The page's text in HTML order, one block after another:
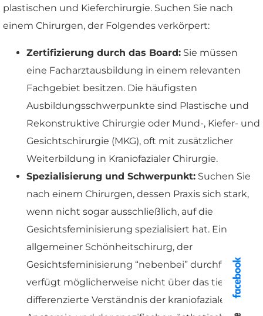
plastischen und Kieferchirurgie. Suchen Sie nach
einem Chirurgen, der Folgendes verkörpert:
Zertifizierung durch das Board: Sie müssen
eine Facharztausbildung in einem relevanten
Fachgebiet besitzen. Die häufigsten
Ausbildungsschwerpunkte sind Plastische und
Rekonstruktive Chirurgie oder Mund-, Kiefer- und
Gesichtschirurgie (MKG), oft mit zusätzlicher
Weiterbildung in Kraniofazialer Chirurgie.
Spezialisierung und Schwerpunkt: Suchen Sie
nach einem Chirurgen, dessen Praxis sich stark,
wenn nicht sogar ausschließlich, auf die
Gesichtsfeminisierung spezialisiert hat. Ein
allgemeiner Schönheitschirurg, der
Gesichtsfeminisierung “nebenbei” durchführt,
verfügt möglicherweise nicht über das tiefe,
differenzierte Verständnis der kraniofazialen